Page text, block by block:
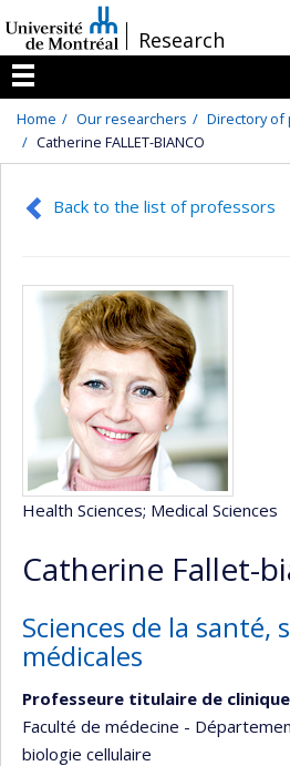
au
contenu
/Research
Menu
Home Our researchers
Directory
Catherine FALLET-BIANCO
Back to the list of professors
Health Sciences; Medical Sciences
Catherine Fallet-
Sciences de la santé,
médicales
Professeure titulaire de clinique
Faculté de médecine -
biologie cellulaire